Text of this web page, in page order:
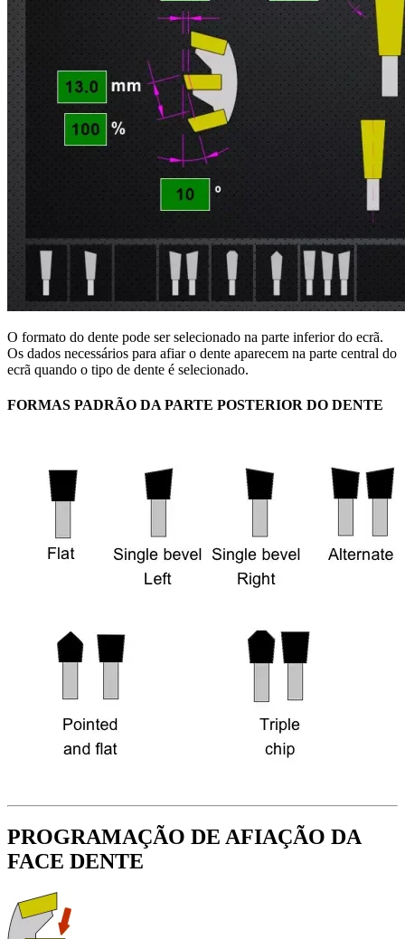
O formato do dente pode ser selecionado na parte inferior do ecrã.
Os dados necessários para afiar o dente aparecem na parte central do
ecrã quando o tipo de dente é selecionado.
FORMAS PADRÃO DA PARTE POSTERIOR DO DENTE
PROGRAMAÇÃO DE AFIAÇÃO DA
FACE DENTE